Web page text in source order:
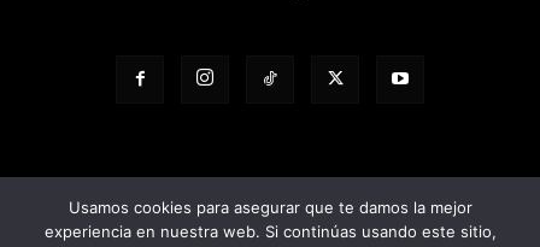
Usamos cookies para asegurar que te damos la mejor
experiencia en nuestra web. Si continúas usando este sitio,